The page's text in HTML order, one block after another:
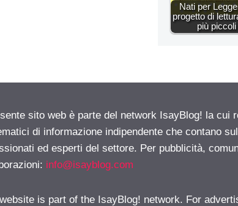
Nati per
progetto di
più piccoli
sito web è parte del network IsayBlog! la cui
di informazione indipendente che contano
ed esperti del settore. Per pubblicità,
info@isayblog.com
is part of the IsayBlog! network. For